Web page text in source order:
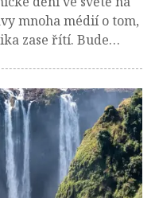
mnoha médií o tom,
zase řítí. Bude